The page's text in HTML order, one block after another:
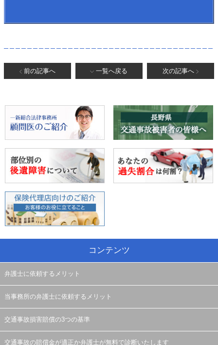
前の記事へ 一覧へ戻る 次の記事へ
コンテンツ
弁護士に依頼するメリット
当事務所の弁護士に依頼するメリット
交通事故損害賠償の3つの基準
交通事故の賠償金が適正か弁護士が無料で診断いたします